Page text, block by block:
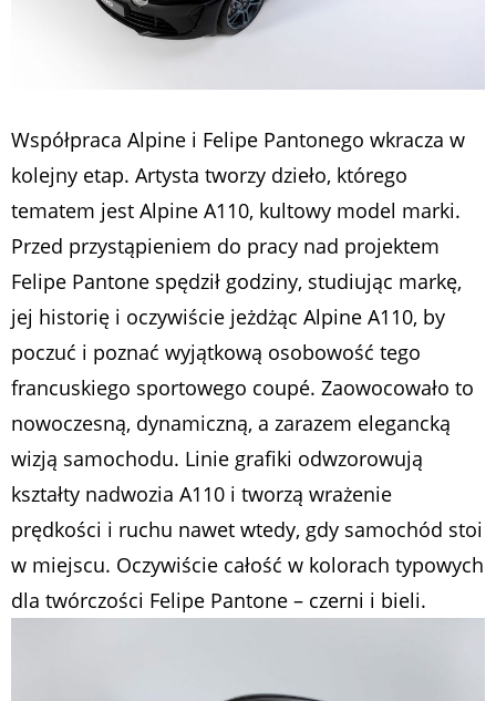
Współpraca Alpine i Felipe Pantonego wkracza w
kolejny etap. Artysta tworzy dzieło, którego
tematem jest Alpine A110, kultowy model marki.
Przed przystąpieniem do pracy nad projektem
Felipe Pantone spędził godziny, studiując markę,
jej historię i oczywiście jeżdżąc Alpine A110, by
poczuć i poznać wyjątkową osobowość tego
francuskiego sportowego coupé. Zaowocowało to
nowoczesną, dynamiczną, a zarazem elegancką
wizją samochodu. Linie grafiki odwzorowują
kształty nadwozia A110 i tworzą wrażenie
prędkości i ruchu nawet wtedy, gdy samochód stoi
w miejscu. Oczywiście całość w kolorach typowych
dla twórczości Felipe Pantone – czerni i bieli.